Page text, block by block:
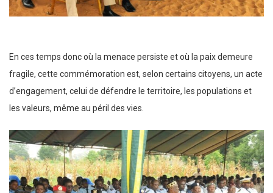
En ces temps donc où la menace persiste et où la paix demeure
fragile, cette commémoration est, selon certains citoyens, un acte
d’engagement, celui de défendre le territoire, les populations et
les valeurs, même au péril des vies.